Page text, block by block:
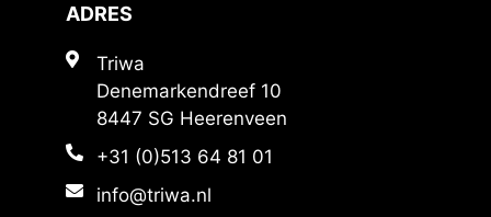
ADRES
Triwa
Denemarkendreef 10
8447 SG Heerenveen
+31 (0)513 64 81 01
info@triwa.nl